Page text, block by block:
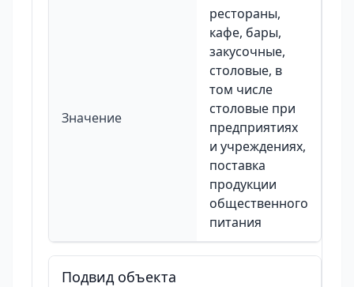
Значение
рестораны,
кафе, бары,
закусочные,
столовые, в
том числе
столовые при
предприятиях
и учреждениях,
поставка
продукции
общественного
питания
Подвид объекта